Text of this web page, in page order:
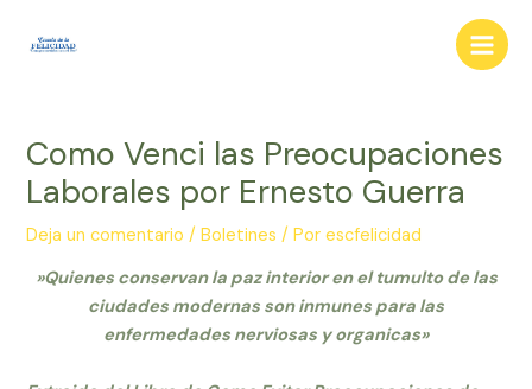
Main
Como Venci las Preocupaciones
Laborales por Ernesto Guerra
Deja un comentario /Boletines / Porescfelicidad
‎»Quienes conservan la paz interior en el tumulto de las
ciudades modernas son inmunes para las
enfermedades nerviosas y organicas»